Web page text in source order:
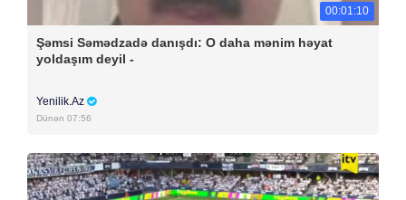
00:01:10
Şəmsi Səmədzadə danışdı: O daha mənim həyat
yoldaşım deyil -
Yenilik.Az
Dünən 07:56